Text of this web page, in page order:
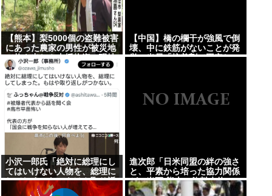
【熊本】梨5000個の盗難被害
にあった農家の男性が被災地
で炊き出しや支援物資、現地
で目にした”助け合いの輪”
【中国】橋の欄干が強風で倒
壊、中に鉄筋がないことが発
覚＝当局「接着剤で固定し
小沢一郎氏「絶対に総理にし
てはいけない人物を、総理に
してしまった。もはや取り返
しがつかない」
進次郎「日米同盟の絆の強さ
と、平素から培った協力関係
が」米軍 熊本に飲料水約16
トン支援